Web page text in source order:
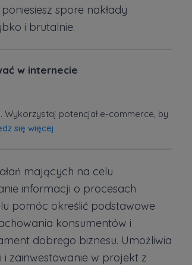
spore nakłady
i brutalnie.
w internecie
Wykorzystaj potencjał e-commerce, by
się więcej
mających na celu
informacji o procesach
pomóc określić podstawowe
konsumentów i
dobrego biznesu. Umożliwia
zainwestowanie w projekt z